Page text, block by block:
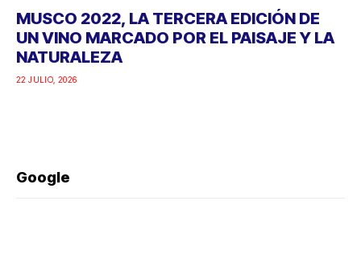
MUSCO 2022, LA TERCERA EDICIÓN DE
UN VINO MARCADO POR EL PAISAJE Y LA
NATURALEZA
22 JULIO, 2026
Google